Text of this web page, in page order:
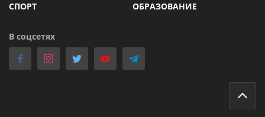
СПОРТ
ОБРАЗОВАНИЕ
В соцсетях